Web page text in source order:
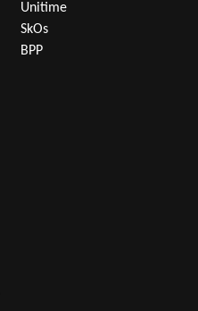
Unitime
SkOs
BPP